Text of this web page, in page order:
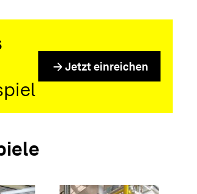
arrow_forward Jetzt einreichen